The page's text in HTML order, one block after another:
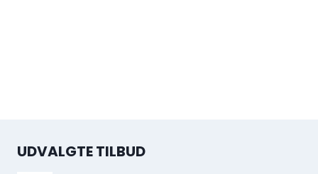
UDVALGTE TILBUD